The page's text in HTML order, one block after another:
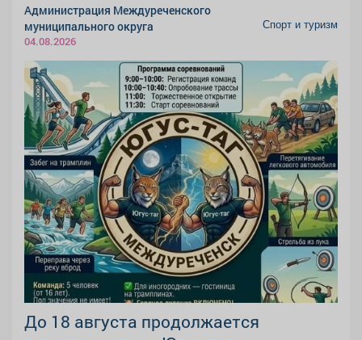
Администрация Междуреченского
муниципального округа
04.08.2026
Спорт и туризм
До 18 августа продолжается